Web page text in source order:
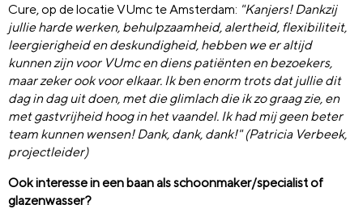
Cure, op de locatie VUmc te Amsterdam: "Kanjers! Dankzij
jullie harde werken, behulpzaamheid, alertheid, flexibiliteit,
leergierigheid en deskundigheid, hebben we er altijd
kunnen zijn voor VUmc en diens patiënten en bezoekers,
maar zeker ook voor elkaar. Ik ben enorm trots dat jullie dit
dag in dag uit doen, met die glimlach die ik zo graag zie, en
met gastvrijheid hoog in het vaandel. Ik had mij geen beter
team kunnen wensen! Dank, dank, dank!" (Patricia Verbeek,
projectleider)
Ook interesse in een baan als schoonmaker/specialist of
glazenwasser?